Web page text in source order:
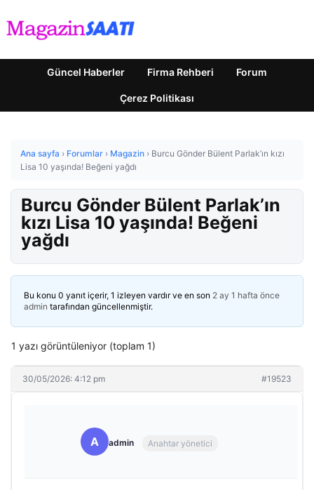
Güncel Haberler Firma Rehberi Forum
Çerez Politikası
Ana sayfa › Forumlar › Magazin › Burcu Gönder Bülent Parlak’ın kızı
Lisa 10 yaşında! Beğeni yağdı
Burcu Gönder Bülent Parlak’ın
kızı Lisa 10 yaşında! Beğeni
yağdı
Bu konu 0 yanıt içerir, 1 izleyen vardır ve en son 2 ay 1 hafta önce
admin tarafından güncellenmiştir.
1 yazı görüntüleniyor (toplam 1)
30/05/2026: 4:12 pm #19523
A admin Anahtar yönetici